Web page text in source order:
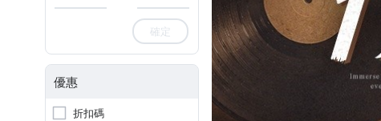
確定
優惠
折扣碼